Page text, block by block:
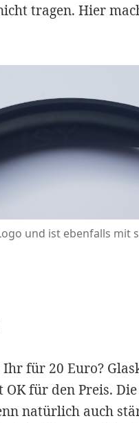
tragen. Hier
und ist ebenfalls mit
für 20 Euro?
OK für den Preis.
natürlich auch